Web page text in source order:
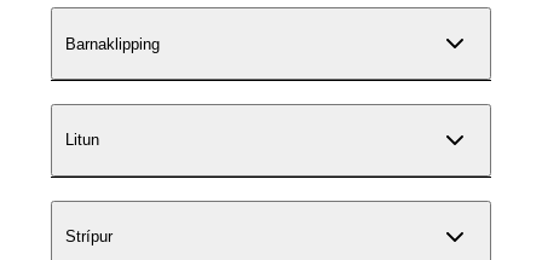
Barnaklipping
Litun
Strípur